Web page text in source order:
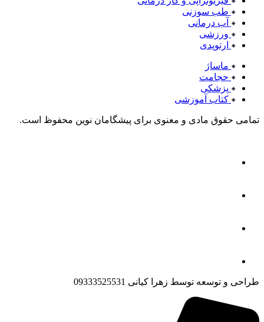
طب سوزنی
آب درمانی
ورزشی
ارتوپدی
ماساژ
حجامت
پزشکی
کتاب آموزشی
تمامی حقوق مادی و معنوی برای پیشگامان نوین محفوظ است.
طراحی و توسعه توسط زهرا کیانی 09333525531